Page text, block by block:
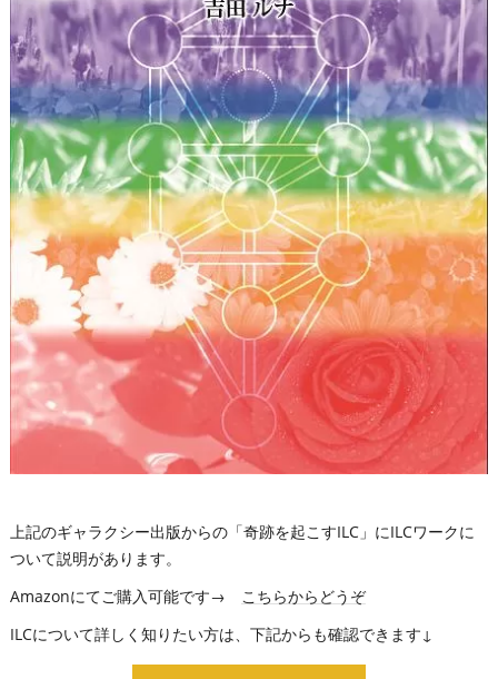
上記のギャラクシー出版からの「奇跡を起こすILC」にILCワークに
ついて説明があります。
Amazonにてご購入可能です→ こちらからどうぞ
ILCについて詳しく知りたい方は、下記からも確認できます↓